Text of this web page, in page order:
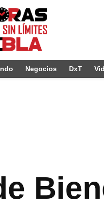
Negocios DxT